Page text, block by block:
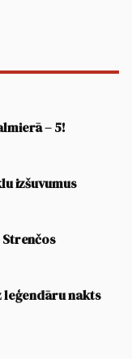
– 5!
izšuvumus
leģendāru nakts